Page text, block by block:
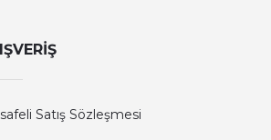
Satış Sözleşmesi